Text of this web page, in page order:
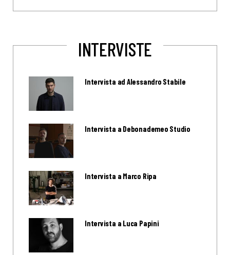
INTERVISTE
Intervista ad Alessandro Stabile
Intervista a Debonademeo Studio
Intervista a Marco Ripa
Intervista a Luca Papini